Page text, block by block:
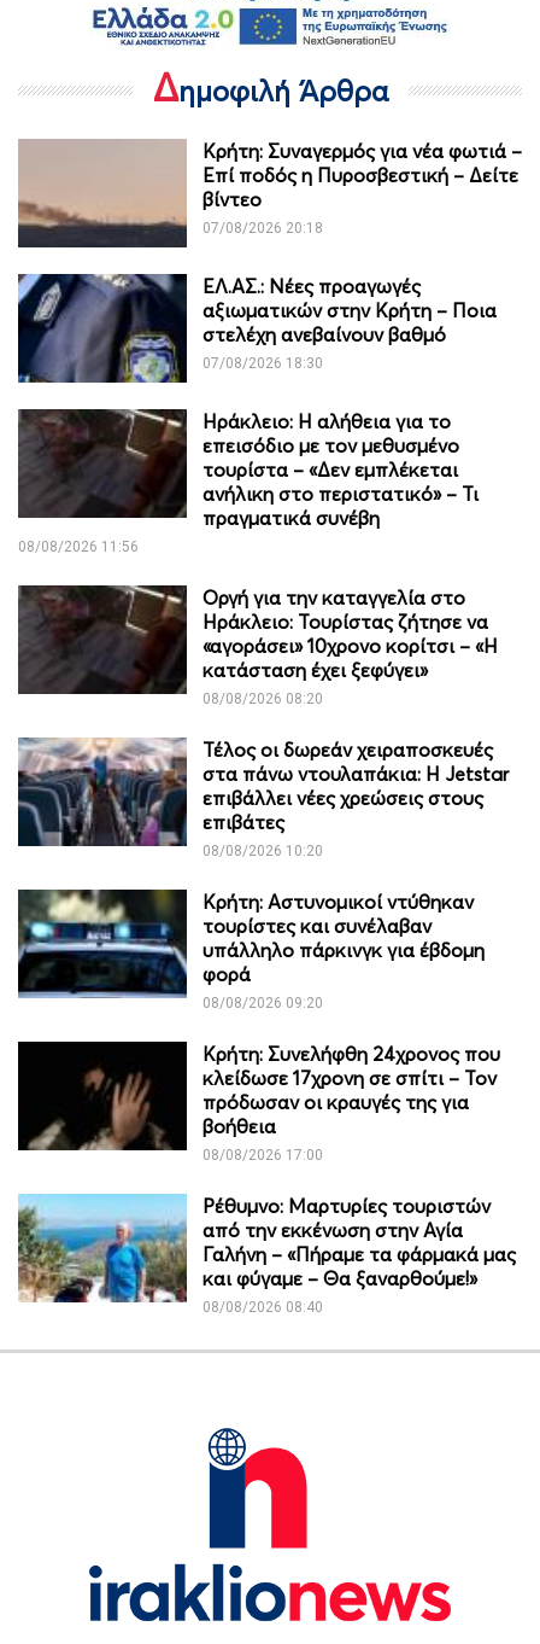
Δημοφιλή Άρθρα
Κρήτη: Συναγερμός για νέα φωτιά –
Επί ποδός η Πυροσβεστική – Δείτε
βίντεο
07/08/2026 20:18
ΕΛ.ΑΣ.: Νέες προαγωγές
αξιωματικών στην Κρήτη – Ποια
στελέχη ανεβαίνουν βαθμό
07/08/2026 18:30
Ηράκλειο: Η αλήθεια για το
επεισόδιο με τον μεθυσμένο
τουρίστα – «Δεν εμπλέκεται
ανήλικη στο περιστατικό» – Τι
πραγματικά συνέβη
08/08/2026 11:56
Οργή για την καταγγελία στο
Ηράκλειο: Τουρίστας ζήτησε να
«αγοράσει» 10χρονο κορίτσι – «Η
κατάσταση έχει ξεφύγει»
08/08/2026 08:20
Τέλος οι δωρεάν χειραποσκευές
στα πάνω ντουλαπάκια: Η Jetstar
επιβάλλει νέες χρεώσεις στους
επιβάτες
08/08/2026 10:20
Κρήτη: Αστυνομικοί ντύθηκαν
τουρίστες και συνέλαβαν
υπάλληλο πάρκινγκ για έβδομη
φορά
08/08/2026 09:20
Κρήτη: Συνελήφθη 24χρονος που
κλείδωσε 17χρονη σε σπίτι – Τον
πρόδωσαν οι κραυγές της για
βοήθεια
08/08/2026 17:00
Ρέθυμνο: Μαρτυρίες τουριστών
από την εκκένωση στην Αγία
Γαλήνη – «Πήραμε τα φάρμακά μας
και φύγαμε – Θα ξαναρθούμε!»
08/08/2026 08:40